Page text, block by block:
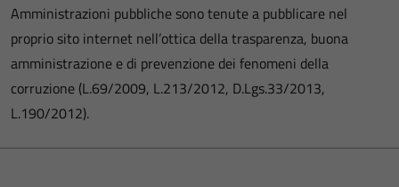
Amministrazioni pubbliche sono tenute a pubblicare nel
proprio sito internet nell’ottica della trasparenza, buona
amministrazione e di prevenzione dei fenomeni della
corruzione (L.69/2009, L.213/2012, D.Lgs.33/2013,
L.190/2012).